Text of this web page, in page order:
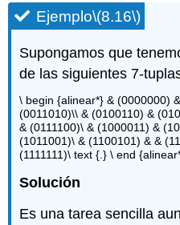
Ejemplo\(8.16\)
Supongamos que
de las siguientes 7-
\ begin {alinear*} & (0000000)
(0011010)\\ & (0100110) &
& (0111100)\ & (1000011) &
(1011001)\ & (1100101) & &
(1111111)\ text {.} \ end
Solución
Es una tarea sencilla